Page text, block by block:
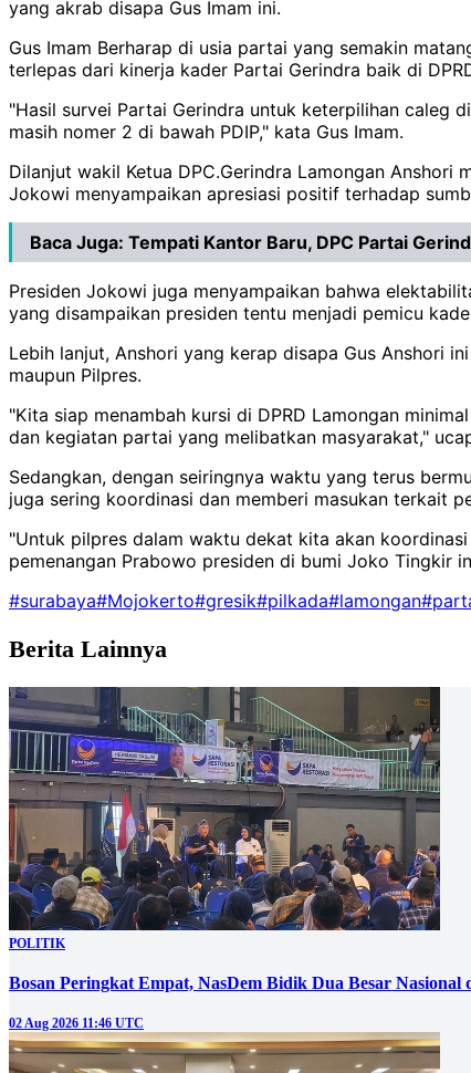
yang akrab disapa Gus Imam ini.
Gus Imam Berharap di usia partai yang semakin
terlepas dari kinerja kader Partai Gerindra baik di
"Hasil survei Partai Gerindra untuk keterpilihan caleg
masih nomer 2 di bawah PDIP," kata Gus Imam.
Dilanjut wakil Ketua DPC.Gerindra Lamongan Anshori
Jokowi menyampaikan apresiasi positif terhadap
Baca Juga: Tempati Kantor Baru, DPC Partai
Presiden Jokowi juga menyampaikan bahwa
yang disampaikan presiden tentu menjadi pemicu
Lebih lanjut, Anshori yang kerap disapa Gus Anshori
maupun Pilpres.
"Kita siap menambah kursi di DPRD Lamongan
dan kegiatan partai yang melibatkan masyarakat,"
Sedangkan, dengan seiringnya waktu yang terus
juga sering koordinasi dan memberi masukan terkait
"Untuk pilpres dalam waktu dekat kita akan
pemenangan Prabowo presiden di bumi Joko Tingkir
#surabaya#Mojokerto#gresik#pilkada#lamongan
Berita Lainnya
POLITIK
Bosan Peringkat Empat, NasDem Bidik Dua Besar Nasional
02 Aug 2026 11:46 UTC